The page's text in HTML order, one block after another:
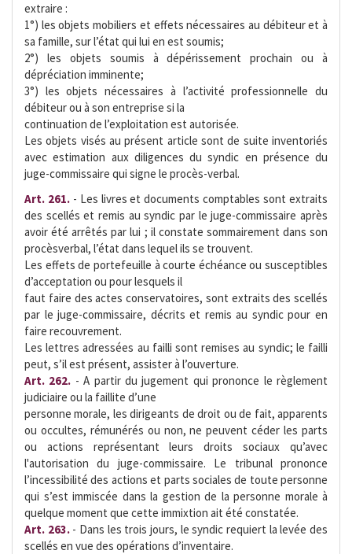
extraire :
1°) les objets mobiliers et effets nécessaires au débiteur et à
sa famille, sur l’état qui lui en est soumis;
2°) les objets soumis à dépérissement prochain ou à
dépréciation imminente;
3°) les objets nécessaires à l’activité professionnelle du
débiteur ou à son entreprise si la
continuation de l’exploitation est autorisée.
Les objets visés au présent article sont de suite inventoriés
avec estimation aux diligences du syndic en présence du
juge-commissaire qui signe le procès-verbal.
Art. 261.- Les livres et documents comptables sont extraits
des scellés et remis au syndic par le juge-commissaire après
avoir été arrêtés par lui ; il constate sommairement dans son
procèsverbal, l’état dans lequel ils se trouvent.
Les effets de portefeuille à courte échéance ou susceptibles
d’acceptation ou pour lesquels il
faut faire des actes conservatoires, sont extraits des scellés
par le juge-commissaire, décrits et remis au syndic pour en
faire recouvrement.
Les lettres adressées au failli sont remises au syndic; le failli
peut, s’il est présent, assister à l’ouverture.
Art. 262. - A partir du jugement qui prononce le règlement
judiciaire ou la faillite d’une
personne morale, les dirigeants de droit ou de fait, apparents
ou occultes, rémunérés ou non, ne peuvent céder les parts
ou actions représentant leurs droits sociaux qu’avec
l'autorisation du juge-commissaire. Le tribunal prononce
l’incessibilité des actions et parts sociales de toute personne
qui s’est immiscée dans la gestion de la personne morale à
quelque moment que cette immixtion ait été constatée.
Art. 263.- Dans les trois jours, le syndic requiert la levée des
scellés en vue des opérations d’inventaire.